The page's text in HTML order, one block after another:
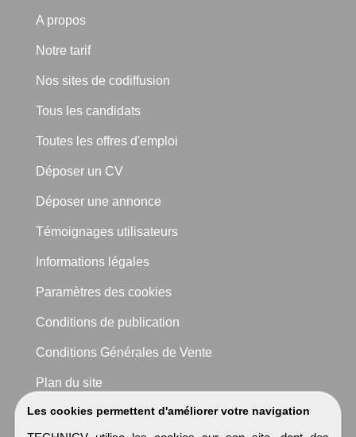
Les cookies permettent d'améliorer votre navigation
A propos
Notre tarif
Nos sites de codiffusion
Tous les candidats
Toutes les offres d'emploi
Déposer un CV
Déposer une annonce
Témoignages utilisateurs
Informations légales
Paramètres des cookies
Conditions de publication
Conditions Générales de Vente
Plan du site